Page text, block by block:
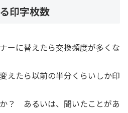
印字枚数
ーに替えたら交換頻度が多くな
えたら以前の半分くらいしか印
？ あるいは、聞いたことがあ